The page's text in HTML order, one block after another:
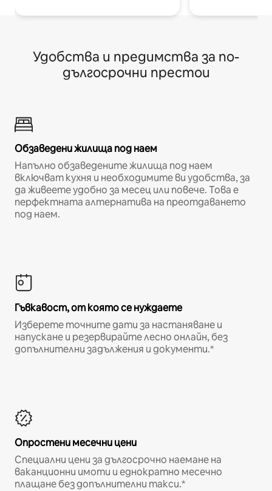
Удобства и предимства за по-
дългосрочни престои
Обзаведени жилища под наем
Напълно обзаведените жилища под наем
включват кухня и необходимите ви удобства, за
да живеете удобно за месец или повече. Това е
перфектната алтернатива на преотдаването
под наем.
Гъвкавост, от която се нуждаете
Изберете точните дати за настаняване и
напускане и резервирайте лесно онлайн, без
допълнителни задължения и документи.*
Опростени месечни цени
Специални цени за дългосрочно наемане на
ваканционни имоти и еднократно месечно
плащане без допълнителни такси.*